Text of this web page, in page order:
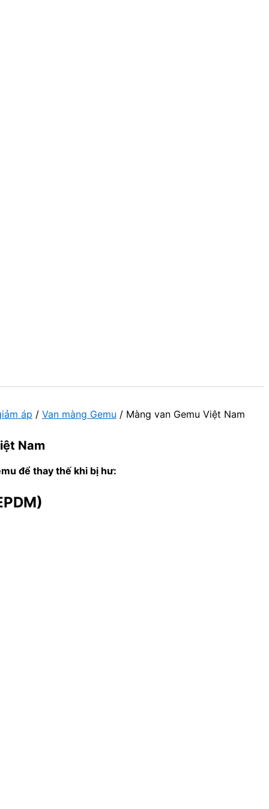
áp / Van màng Gemu / Màng van Gemu Việt Nam
Nam
để thay thế khi bị hư: